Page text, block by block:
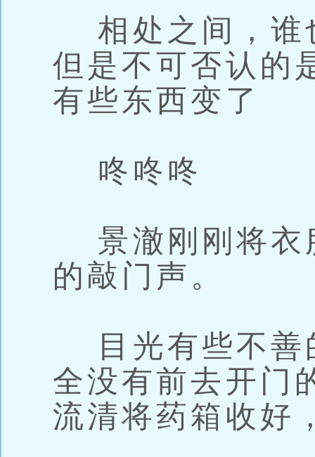
相处之间，谁
但是不可否认的
有些东西变了
咚咚咚
景澈刚刚将衣
的敲门声。
目光有些不善
全没有前去开门
流清将药箱收好